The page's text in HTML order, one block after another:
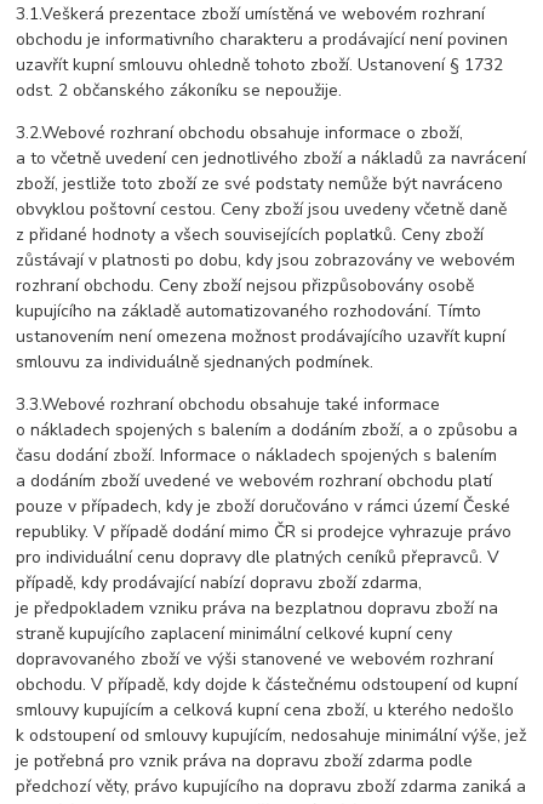
3.1.Veškerá prezentace zboží umístěná ve webovém rozhraní
obchodu je informativního charakteru a prodávající není povinen
uzavřít kupní smlouvu ohledně tohoto zboží. Ustanovení § 1732
odst. 2 občanského zákoníku se nepoužije.
3.2.Webové rozhraní obchodu obsahuje informace o zboží,
a to včetně uvedení cen jednotlivého zboží a nákladů za navrácení
zboží, jestliže toto zboží ze své podstaty nemůže být navráceno
obvyklou poštovní cestou. Ceny zboží jsou uvedeny včetně daně
z přidané hodnoty a všech souvisejících poplatků.Ceny zboží
zůstávají v platnosti po dobu, kdy jsou zobrazovány ve webovém
rozhraní obchodu. Ceny zboží nejsou přizpůsobovány osobě
kupujícího na základě automatizovaného rozhodování. Tímto
ustanovením není omezena možnost prodávajícího uzavřít kupní
smlouvu za individuálně sjednaných podmínek.
3.3.Webové rozhraní obchodu obsahuje také informace
o nákladech spojených s balením a dodáním zboží, a o způsobu a
času dodání zboží.Informace o nákladech spojených s balením
a dodáním zboží uvedené ve webovém rozhraní obchodu platí
pouze v případech, kdy je zboží doručováno v rámci území České
republiky. V případě dodání mimo ČR si prodejce vyhrazuje právo
pro individuální cenu dopravy dle platných ceníků přepravců. V
případě, kdy prodávající nabízí dopravu zboží zdarma,
je předpokladem vzniku práva na bezplatnou dopravu zboží na
straně kupujícího zaplacení minimální celkové kupní ceny
dopravovaného zboží ve výši stanovené ve webovém rozhraní
obchodu. V případě, kdy dojde k částečnému odstoupení od kupní
smlouvy kupujícím a celková kupní cena zboží, u kterého nedošlo
k odstoupení od smlouvy kupujícím, nedosahuje minimální výše, jež
je potřebná pro vznik práva na dopravu zboží zdarma podle
předchozí věty, právo kupujícího na dopravu zboží zdarma zaniká a